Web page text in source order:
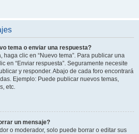
tema o enviar una respuesta?
haga clic en “Nuevo tema”. Para publicar una
en “Enviar respuesta”. Seguramente necesite
y responder. Abajo de cada foro encontrará
Ejemplo: Puede publicar nuevos temas,
etc.
un mensaje?
o moderador, solo puede borrar o editar sus